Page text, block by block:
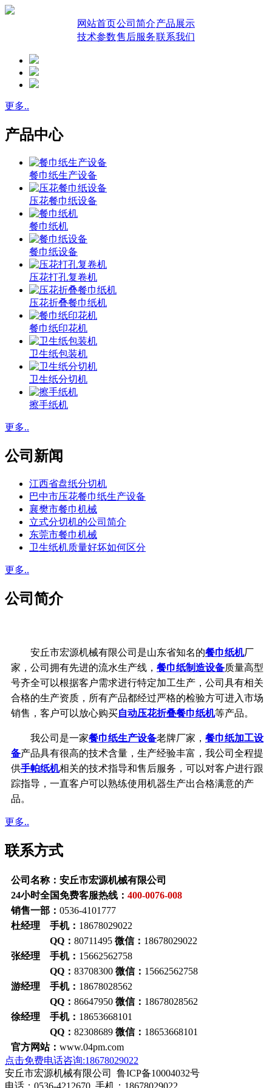
网站首页公司简介产品展示
技术参数售后服务联系我们
更多..
产品中心
餐巾纸生产设备
压花餐巾纸设备
餐巾纸机
餐巾纸设备
压花打孔复卷机
压花折叠餐巾纸机
餐巾纸印花机
卫生纸包装机
卫生纸分切机
擦手纸机
更多..
公司新闻
江西省盘纸分切机
巴中市压花餐巾纸生产设备
襄樊市餐巾机械
立式分切机的公司简介
东莞市餐巾机械
卫生纸机质量好坏如何区分
更多..
公司简介
安丘市宏源机械有限公司是山东省知名的餐巾纸机厂
家，公司拥有先进的流水生产线， 餐巾纸制造设备质量高型
号齐全可以根据客户需求进行特定加工生产，公司具有相关
合格的生产资质，所有产品都经过严格的检验方可进入市场
销售，客户可以放心购买自动压花折叠餐巾纸机等产品。
我公司是一家餐巾纸生产设备老牌厂家， 餐巾纸加工设
备产品具有很高的技术含量，生产经验丰富，我公司全程提
供手帕纸机相关的技术指导和售后服务，可以对客户进行跟
踪指导，一直客户可以熟练使用机器生产出合格满意的产
品。
更多..
联系方式
公司名称：安丘市宏源机械有限公司
24小时全国免费客服热线： 400-0076-008
销售一部： 0536-4101777
杜经理 手机： 18678029022
QQ： 80711495 微信： 18678029022
张经理 手机： 15662562758
QQ： 83708300 微信： 15662562758
游经理 手机： 18678028562
QQ： 86647950 微信： 18678028562
徐经理 手机： 18653668101
QQ： 82308689 微信： 18653668101
官方网站： www.04pm.com
点击免费电话咨询:18678029022
安丘市宏源机械有限公司 鲁ICP备10004032号